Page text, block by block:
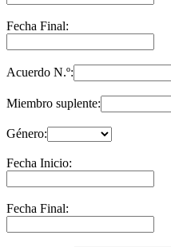
Fecha Final:
Acuerdo N.º:
Miembro suplente:
Género:
Fecha Inicio:
Fecha Final: